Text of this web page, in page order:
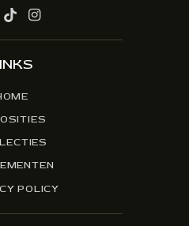
POLICY